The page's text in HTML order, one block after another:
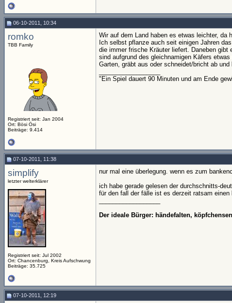
06-10-2011, 10:34
romko
TBB Family
Registriert seit: Jan 2004
Ort: Bösi Ösi
Beiträge: 9.414
Wir auf dem Land haben es etwas leichter, da
Ich selbst pflanze auch seit einigen Jahren
die immer frische Kräuter liefert. Daneben
sind aufgrund des gleichnamigen Käfers
Garten, gräbt aus oder schneidet/bricht ab
"Ein Spiel dauert 90 Minuten und am Ende
07-10-2011, 11:38
simplify
letzter welterklärer
Registriert seit: Jul 2002
Ort: Chancenburg, Kreis Aufschwung
Beiträge: 35.725
nur mal eine überlegung. wenn es zum
ich habe gerade gelesen der durchschnitts-
für den fall der fälle ist es derzeit ratsam
Der ideale Bürger: händefalten,
07-10-2011, 12:19